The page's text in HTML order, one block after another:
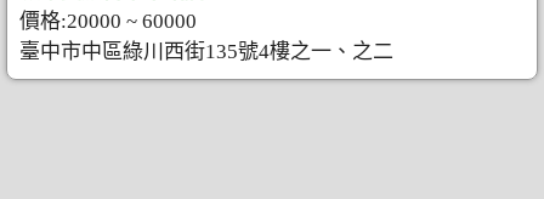
價格:20000 ~ 60000
臺中市中區綠川西街135號4樓之一、之二